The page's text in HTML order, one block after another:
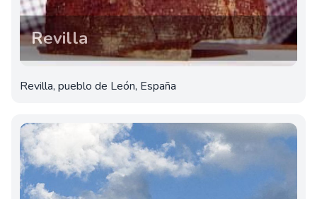
Revilla
Revilla, pueblo de León, España